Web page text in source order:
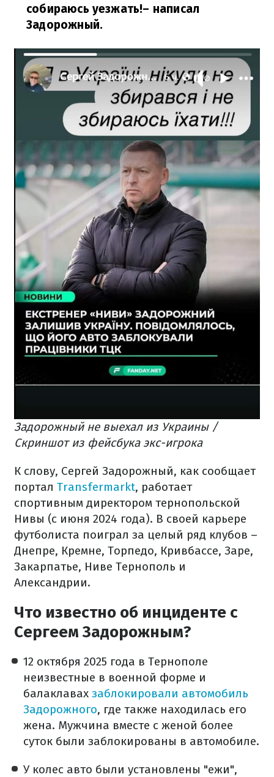
собираюсь уезжать!– написал
Задорожный.
Задорожный не выехал из Украины /
Скриншот из фейсбука экс-игрока
К слову, Сергей Задорожный, как сообщает
портал Transfermarkt, работает
спортивным директором тернопольской
Нивы (с июня 2024 года). В своей карьере
футболиста поиграл за целый ряд клубов –
Днепре, Кремне, Торпедо, Кривбассе, Заре,
Закарпатье, Ниве Тернополь и
Александрии.
Что известно об инциденте с
Сергеем Задорожным?
12 октября 2025 года в Тернополе
неизвестные в военной форме и
балаклавах заблокировали автомобиль
Задорожного, где также находилась его
жена. Мужчина вместе с женой более
суток были заблокированы в автомобиле.
У колес авто были установлены "ежи",